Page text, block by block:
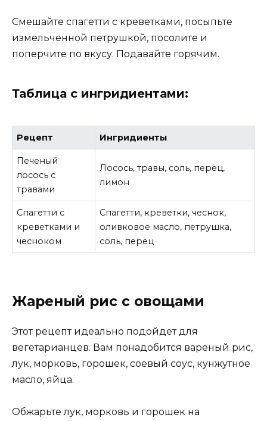
Смешайте спагетти с креветками, посыпьте
измельченной петрушкой, посолите и
поперчите по вкусу. Подавайте горячим.
Таблица с ингридиентами:
Рецепт Ингридиенты
Печеный
лосось с
травами
Лосось, травы, соль, перец,
лимон
Спагетти с
креветками и
чесноком
Спагетти, креветки, чеснок,
оливковое масло, петрушка,
соль, перец
Жареный рис с овощами
Этот рецепт идеально подойдет для
вегетарианцев. Вам понадобится вареный рис,
лук, морковь, горошек, соевый соус, кунжутное
масло, яйца.
Обжарьте лук, морковь и горошек на